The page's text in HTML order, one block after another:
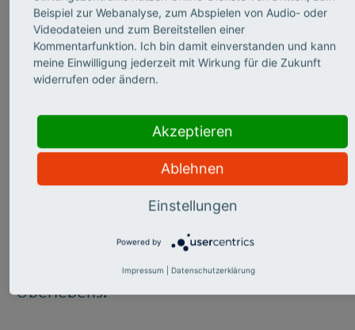
stellt, so Brudermüller. Es entstehe daraus
zu wenig Wert in Form von Produkten. Es
werde zu viel Wissen verschenkt, weil
andere dann das Wissen abziehen und in
Produkte transformieren. Um das in
Zukunft zu vermeiden, seien neue Formen
von Kooperationen zwischen Wirtschaft,
Wissenschaft und Politik nötig. Niemand
könne mehr allein an Märkten agieren,
Zusammenarbeit sei eine Frage des
Überlebens.
Beispiel zur Webanalyse, zum Abspielen von Audio- oder
Videodateien und zum Bereitstellen einer
Kommentarfunktion. Ich bin damit einverstanden und kann
meine Einwilligung jederzeit mit Wirkung für die Zukunft
widerrufen oder ändern.
Akzeptieren
Ablehnen
Einstellungen
Powered by
Impressum Datenschutzerklärung